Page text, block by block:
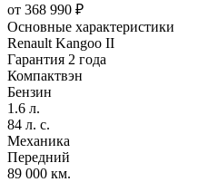
от 368 990 ₽
Основные характеристики
Renault Kangoo II
Гарантия 2 года
Компактвэн
Бензин
1.6 л.
84 л. с.
Механика
Передний
89 000 км.